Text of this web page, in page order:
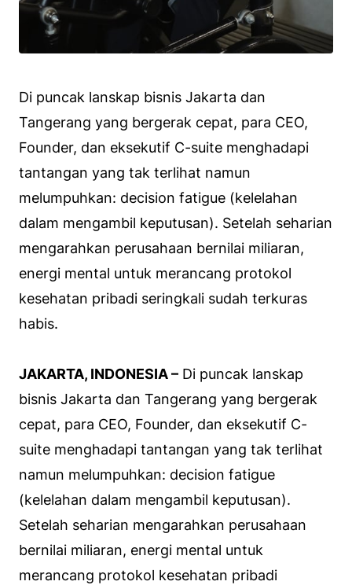
Di puncak lanskap bisnis Jakarta dan
Tangerang yang bergerak cepat, para CEO,
Founder, dan eksekutif C-suite menghadapi
tantangan yang tak terlihat namun
melumpuhkan: decision fatigue (kelelahan
dalam mengambil keputusan). Setelah seharian
mengarahkan perusahaan bernilai miliaran,
energi mental untuk merancang protokol
kesehatan pribadi seringkali sudah terkuras
habis.
JAKARTA, INDONESIA – Di puncak lanskap
bisnis Jakarta dan Tangerang yang bergerak
cepat, para CEO, Founder, dan eksekutif C-
suite menghadapi tantangan yang tak terlihat
namun melumpuhkan: decision fatigue
(kelelahan dalam mengambil keputusan).
Setelah seharian mengarahkan perusahaan
bernilai miliaran, energi mental untuk
merancang protokol kesehatan pribadi